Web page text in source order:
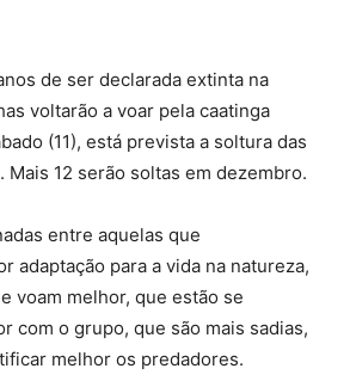
de ser declarada extinta na
voltarão a voar pela caatinga
(11), está prevista a soltura das
12 serão soltas em dezembro.
entre aquelas que
adaptação para a vida na natureza,
voam melhor, que estão se
com o grupo, que são mais sadias,
melhor os predadores.